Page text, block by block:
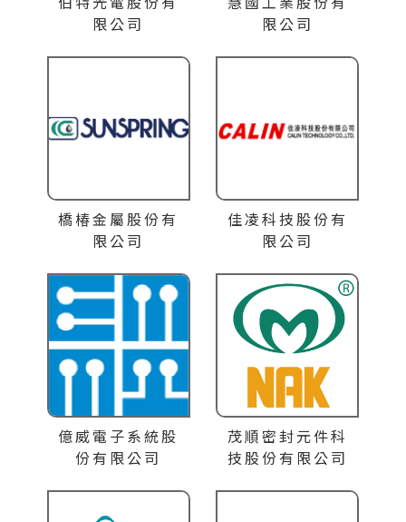
限公司
限公司
橋椿金屬股份有
限公司
佳凌科技股份有
限公司
億威電子系統股
份有限公司
茂順密封元件科
技股份有限公司